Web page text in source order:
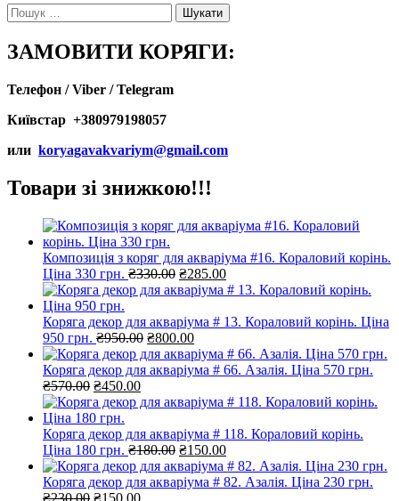
Пошук:
ЗАМОВИТИ КОРЯГИ:
Телефон / Viber / Telegram
Київстар +380979198057
или koryagavakvariym@gmail.com
Товари зі знижкою!!!
Композиція з коряг для акваріума #16. Кораловий корінь.
Ціна 330 грн. ₴330.00 Оригінальна
ціна:
₴285.00Поточна
ціна:
Коряга декор для акваріума # 13. Кораловий корінь. Ціна
950 грн. ₴950.00 Оригінальна
ціна:
₴950.00.
₴800.00Поточна
ціна:
₴800.00.
Коряга декор для акваріума # 66. Азалія. Ціна 570 грн.
₴570.00 Оригінальна
ціна:
₴570.00.
₴450.00Поточна
ціна:
Коряга декор для акваріума # 118. Кораловий корінь.
Ціна 180 грн. ₴180.00 Оригінальна
ціна:
₴180.00.
₴150.00Поточна
ціна:
₴150.00.
Коряга декор для акваріума # 82. Азалія. Ціна 230 грн.
₴230.00 Оригінальна
₴150.00Поточна